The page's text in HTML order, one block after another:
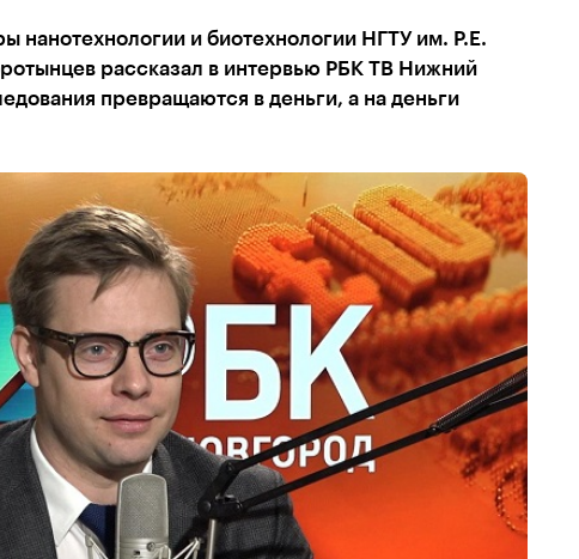
нанотехнологии и биотехнологии НГТУ им. Р.Е.
рассказал в интервью РБК ТВ Нижний
превращаются в деньги, а на деньги